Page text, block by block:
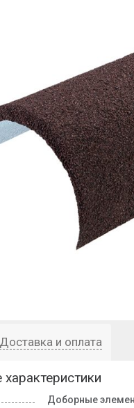
Доставка и оплата
характеристики
Доборные